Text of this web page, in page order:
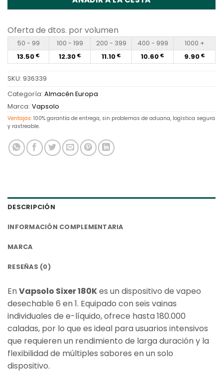
Oferta de dtos. por volumen
50 - 99 100 - 199 200 - 399 400 - 999
1000 +
13.50 € 12.30 € 11.10 € 10.60 € 9.90 €
SKU: 936339
Categoría: Almacén Europa
Marca: Vapsolo
Ventajas: 100% garantía de entrega, sin problemas de aduana, logística segura
y rastreable.
DESCRIPCIÓN
INFORMACIÓN COMPLEMENTARIA
MARCA
RESEÑAS (0)
EnVapsolo Sixer 180Kes un dispositivo de vapeo
desechable 6 en 1. Equipado con seis vainas
individuales de e-líquido, ofrece hasta 180.000
caladas, por lo que es ideal para usuarios intensivos
que requieren un rendimiento de larga duración y la
flexibilidad de múltiples sabores en un solo
dispositivo.